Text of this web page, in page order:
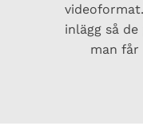
inlägg så
man får